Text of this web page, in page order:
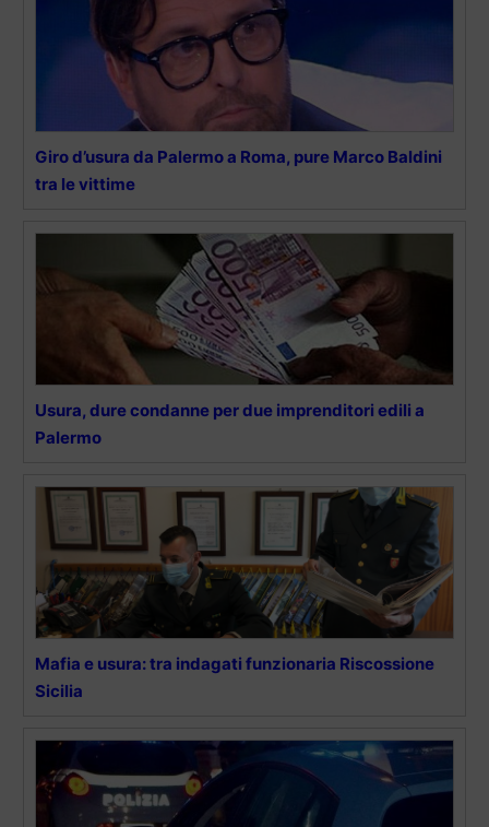
Giro d’usura da Palermo a Roma, pure Marco Baldini
tra le vittime
Usura, dure condanne per due imprenditori edili a
Palermo
Mafia e usura: tra indagati funzionaria Riscossione
Sicilia